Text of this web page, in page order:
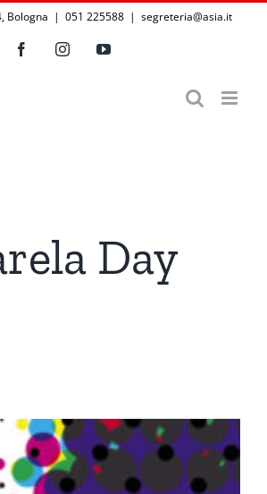
Bologna | 051 225588 | segreteria@asia.it
FacebookInstagramYouTube
Day